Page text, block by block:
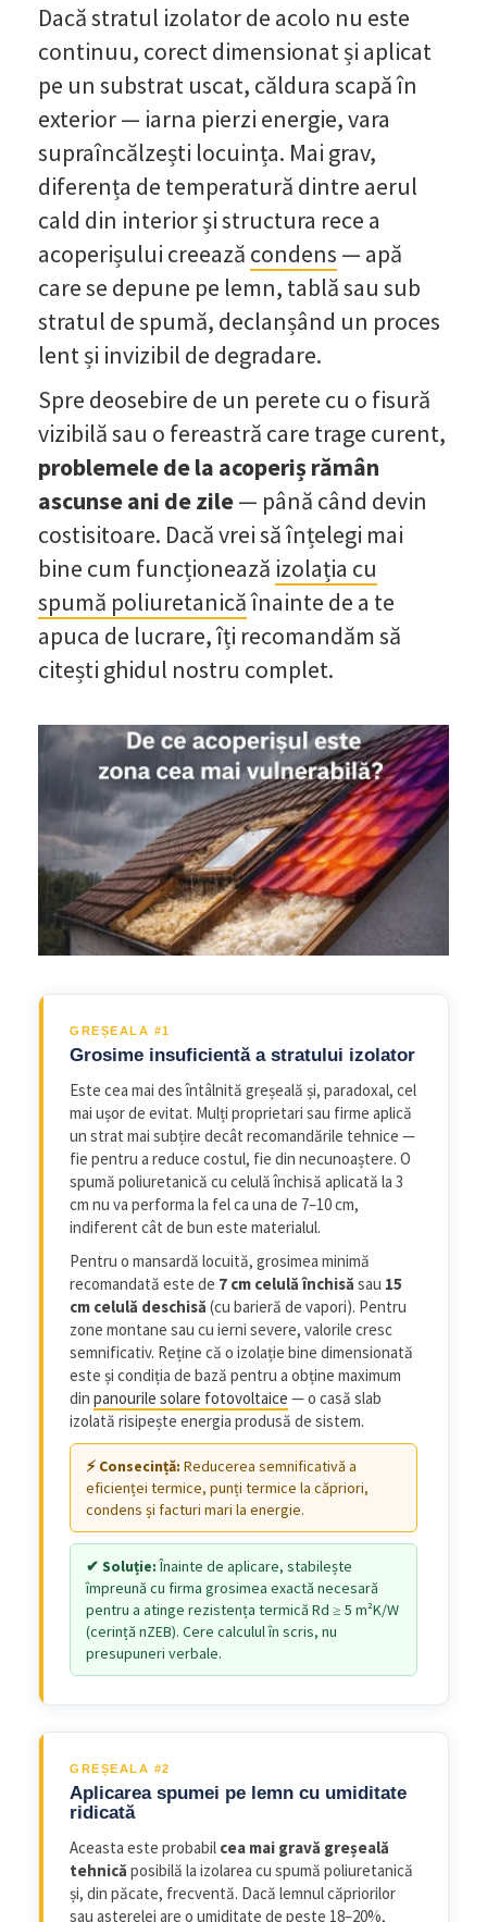
Dacă stratul izolator de acolo nu este
continuu, corect dimensionat și aplicat
pe un substrat uscat, căldura scapă în
exterior — iarna pierzi energie, vara
supraîncălzești locuința. Mai grav,
diferența de temperatură dintre aerul
cald din interior și structura rece a
acoperișului creează condens — apă
care se depune pe lemn, tablă sau sub
stratul de spumă, declanșând un proces
lent și invizibil de degradare.
Spre deosebire de un perete cu o fisură
vizibilă sau o fereastră care trage curent,
problemele de la acoperiș rămân
ascunse ani de zile— până când devin
costisitoare. Dacă vrei să înțelegi mai
bine cum funcționează izolația cu
spumă poliuretanicăînainte de a te
apuca de lucrare, îți recomandăm să
citești ghidul nostru complet.
GREȘEALA #1
Grosime insuficientă a stratului izolator
Este cea mai des întâlnită greșeală și, paradoxal, cel
mai ușor de evitat. Mulți proprietari sau firme aplică
un strat mai subțire decât recomandările tehnice —
fie pentru a reduce costul, fie din necunoaștere. O
spumă poliuretanică cu celulă închisă aplicată la 3
cm nu va performa la fel ca una de 7–10 cm,
indiferent cât de bun este materialul.
Pentru o mansardă locuită, grosimea minimă
recomandată este de 7 cm celulă închisă sau 15
cm celulă deschisă (cu barieră de vapori). Pentru
zone montane sau cu ierni severe, valorile cresc
semnificativ. Reține că o izolație bine dimensionată
este și condiția de bază pentru a obține maximum
din panourile solare fotovoltaice — o casă slab
izolată risipește energia produsă de sistem.
Reducerea semnificativă a
eficienței termice, punți termice la căpriori,
condens și facturi mari la energie.
Înainte de aplicare, stabilește
împreună cu firma grosimea exactă necesară
pentru a atinge rezistența termică Rd ≥ 5 m²K/W
(cerință nZEB). Cere calculul în scris, nu
presupuneri verbale.
GREȘEALA #2
Aplicarea spumei pe lemn cu umiditate
ridicată
Aceasta este probabil cea mai gravă greșeală
tehnică posibilă la izolarea cu spumă poliuretanică
și, din păcate, frecventă. Dacă lemnul căpriorilor
sau asterelei are o umiditate de peste 18–20%,